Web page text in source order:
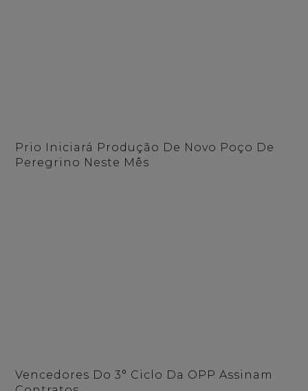
Prio Iniciará Produção De Novo Poço De
Peregrino Neste Mês
Vencedores Do 3° Ciclo Da OPP Assinam